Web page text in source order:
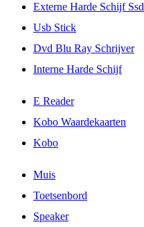
Externe Harde Schijf Ssd
Usb Stick
Dvd Blu Ray Schrijver
Interne Harde Schijf
E Reader
Kobo Waardekaarten
Kobo
Muis
Toetsenbord
Speaker